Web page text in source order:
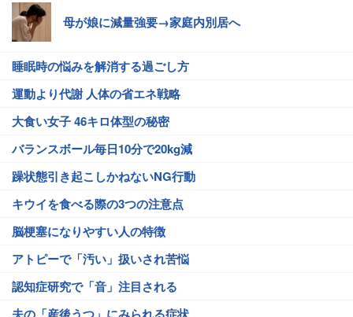
母が娘に減量強要→家庭内別居へ
睡眠時の悩みを解消する過ごし方
運動より代謝 人体の省エネ戦略
大食い女子 46キロ体型の秘密
バランスボール毎日10分で20kg減
躁状態引き起こしかねないNG行動
キウイを食べる際の3つの注意点
脳梗塞になりやすい人の特徴
アトピーで「汚い」扱いされ苦悩
認知症研究で「音」注目される